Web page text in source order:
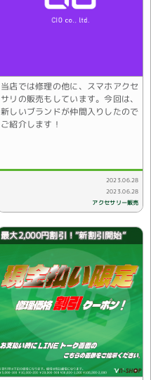
当店では修理の他に、スマホアクセ
サリの販売もしています。今回は、
新しいブランドが仲間入りしたので
ご紹介します！
2023.06.28
2023.06.28
アクセサリー販売
最大2,000円割引！”新割引開始”